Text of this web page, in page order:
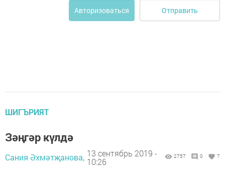
Авторизоваться Отправить
ШИГЪРИЯТ
Зәңгәр күлдә
Сания Әхмәтҗанова, 13 сентябрь 2019 -
10:26
2757 0 7